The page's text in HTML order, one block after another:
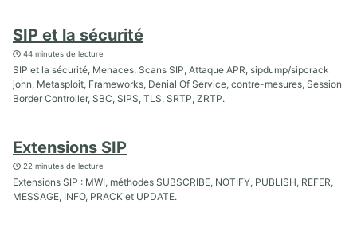
SIP et la sécurité
44 minutes de lecture
SIP et la sécurité, Menaces, Scans SIP, Attaque APR, sipdump/sipcrack
john, Metasploit, Frameworks, Denial Of Service, contre-mesures, Session
Border Controller, SBC, SIPS, TLS, SRTP, ZRTP.
Extensions SIP
22 minutes de lecture
Extensions SIP : MWI, méthodes SUBSCRIBE, NOTIFY, PUBLISH, REFER,
MESSAGE, INFO, PRACK et UPDATE.